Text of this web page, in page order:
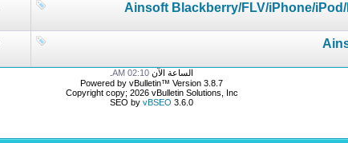
الساعة الآن 02:10 AM
Powered by vBulletin™ Version 3.8.7
Copyright copy; 2026 vBulletin Solutions, Inc
SEO by vBSEO 3.6.0